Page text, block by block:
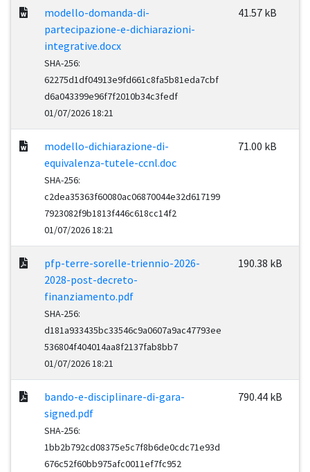
modello-domanda-di-
partecipazione-e-dichiarazioni-
integrative.docx
SHA-256:
62275d1df04913e9fd661c8fa5b81eda7cbf
d6a043399e96f7f2010b34c3fedf
01/07/2026 18:21
41.57 kB
modello-dichiarazione-di-
equivalenza-tutele-ccnl.doc
SHA-256:
c2dea35363f60080ac06870044e32d617199
7923082f9b1813f446c618cc14f2
01/07/2026 18:21
71.00 kB
pfp-terre-sorelle-triennio-2026-
2028-post-decreto-
finanziamento.pdf
SHA-256:
d181a933435bc33546c9a0607a9ac47793ee
536804f404014aa8f2137fab8bb7
01/07/2026 18:21
190.38 kB
bando-e-disciplinare-di-gara-
signed.pdf
SHA-256:
1bb2b792cd08375e5c7f8b6de0cdc71e93d
676c52f60bb975afc0011ef7fc952
790.44 kB